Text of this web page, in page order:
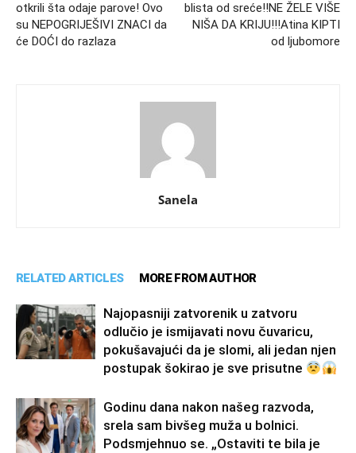
otkrili šta odaje parove! Ovo
su NEPOGRIJEŠIVI ZNACI da
će DOĆI do razlaza
blista od sreće!!NE ŽELE VIŠE
NIŠA DA KRIJU!!!Atina KIPTI
od ljubomore
Sanela
RELATED ARTICLES MORE FROM AUTHOR
Najopasniji zatvorenik u zatvoru
odlučio je ismijavati novu čuvaricu,
pokušavajući da je slomi, ali jedan njen
postupak šokirao je sve prisutne
Godinu dana nakon našeg razvoda,
srela sam bivšeg muža u bolnici.
Podsmjehnuo se. „Ostaviti te bila je